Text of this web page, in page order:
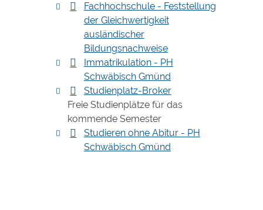
Fachhochschule - Feststellung
der Gleichwertigkeit
ausländischer
Bildungsnachweise
Immatrikulation - PH
Schwäbisch Gmünd
Studienplatz-Broker
Freie Studienplätze für das
kommende Semester
Studieren ohne Abitur - PH
Schwäbisch Gmünd